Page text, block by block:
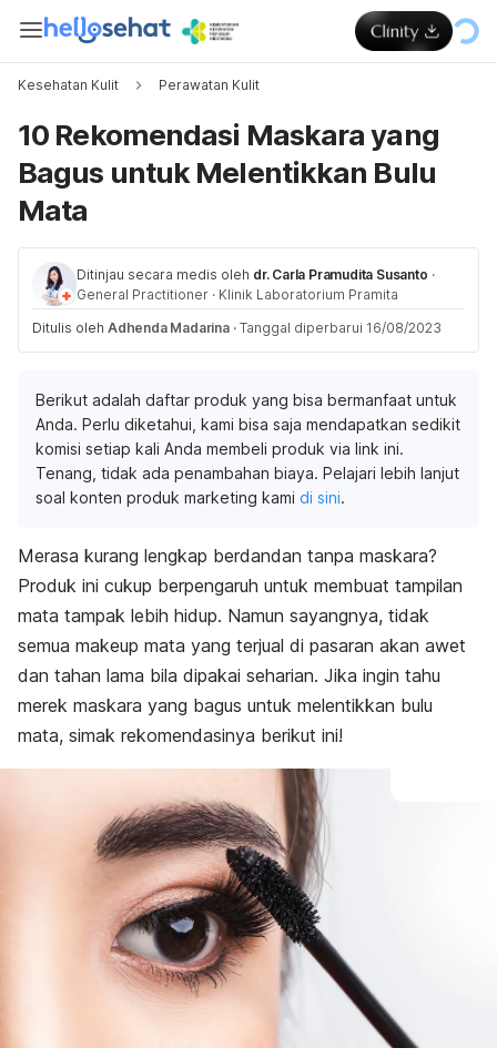
Kesehatan Kulit Perawatan Kulit
10 Rekomendasi Maskara yang
Bagus untuk Melentikkan Bulu
Mata
Ditinjau secara medis oleh dr. Carla Pramudita Susanto ·
General Practitioner · Klinik Laboratorium Pramita
Ditulis oleh Adhenda Madarina · Tanggal diperbarui 16/08/2023
Berikut adalah daftar produk yang bisa bermanfaat untuk
Anda. Perlu diketahui, kami bisa saja mendapatkan sedikit
komisi setiap kali Anda membeli produk via link ini.
Tenang, tidak ada penambahan biaya. Pelajari lebih lanjut
soal konten produk marketing kami di sini.
Merasa kurang lengkap berdandan tanpa maskara?
Produk ini cukup berpengaruh untuk membuat tampilan
mata tampak lebih hidup. Namun sayangnya, tidak
semua makeup mata yang terjual di pasaran akan awet
dan tahan lama bila dipakai seharian. Jika ingin tahu
merek maskara yang bagus untuk melentikkan bulu
mata, simak rekomendasinya berikut ini!